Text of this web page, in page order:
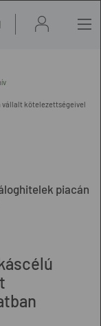
vállalt kötelezettségeivel
piacán